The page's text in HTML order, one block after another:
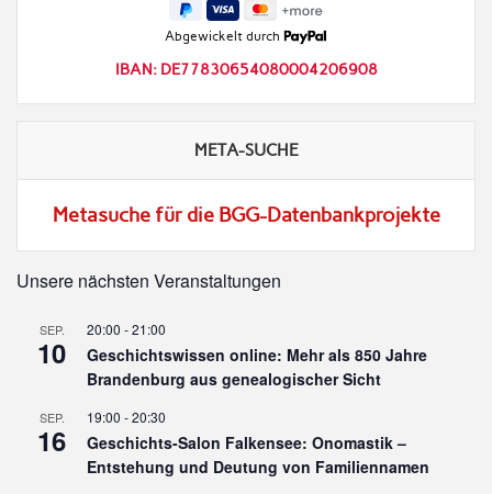
Abgewickelt durch
IBAN: DE77830654080004206908
META-SUCHE
Metasuche für die BGG-Datenbankprojekte
Unsere nächsten Veranstaltungen
SEP.
10
20:00 -21:00
Geschichtswissen online: Mehr als 850 Jahre
Brandenburg aus genealogischer Sicht
SEP.
16
19:00 -20:30
Geschichts-Salon Falkensee: Onomastik –
Entstehung und Deutung von Familiennamen